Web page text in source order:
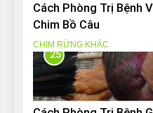
Cách Phòng Trị Bệnh
Chim Bồ Câu
CHIM RỪNG KHÁC
25